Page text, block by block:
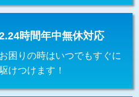
ッキ
プ
22,000円+材料費
11,000円+材料費
時間年中無休対応
お困りの時はいつでもすぐに
けつけます！